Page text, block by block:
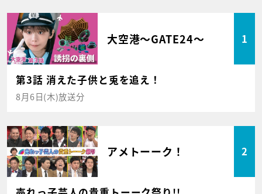
大空港～GATE24～ 1
第3話 消えた子供と兎を追え！
8月6日(木)放送分
アメトーーク！ 2